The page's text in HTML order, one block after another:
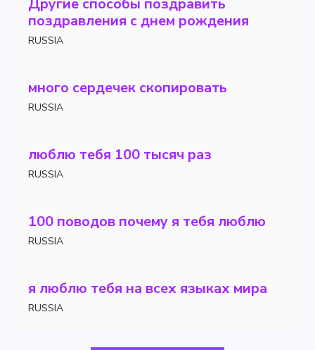
Другие способы поздравить
поздравления с днем ​​рождения
RUSSIA
много сердечек скопировать
RUSSIA
люблю тебя 100 тысяч раз
RUSSIA
100 поводов почему я тебя люблю
RUSSIA
я люблю тебя на всех языках мира
RUSSIA